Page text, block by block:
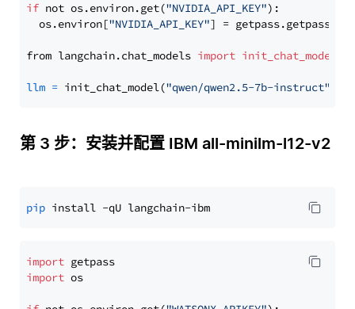
if not os.environ.get("NVIDIA_API_KEY"):
  os.environ[
"NVIDIA_API_KEY"] = getpass.getpass(
from langchain.chat_models import init_chat_model
llm = init_chat_model("qwen/qwen2.5-7b-instruct"
第 3 步：安装并配置 IBM all-minilm-l12-v2
pip
import
import os